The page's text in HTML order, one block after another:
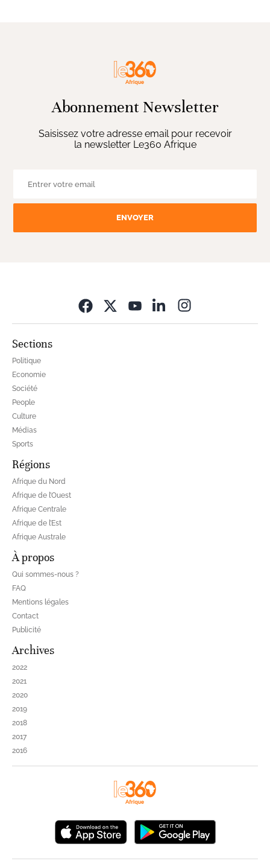
Abonnement Newsletter
Saisissez votre adresse email pour recevoir
la newsletter Le360 Afrique
ENVOYER
Sections
Politique
Economie
Société
People
Culture
Médias
Sports
Régions
Afrique du Nord
Afrique de l’Ouest
Afrique Centrale
Afrique de l’Est
Afrique Australe
À propos
Qui sommes-nous ?
FAQ
Mentions légales
Contact
Publicité
Archives
2022
2021
2020
2019
2018
2017
2016